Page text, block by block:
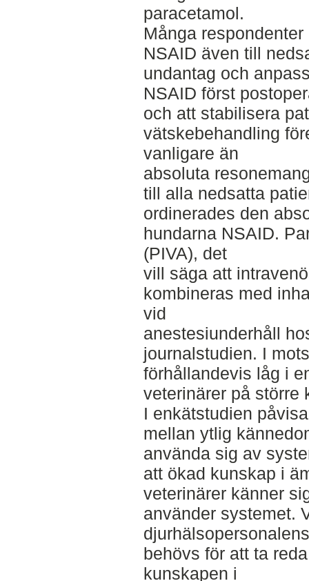
paracetamol.
Många
NSAID även till
undantag och
NSAID först
och att stabilisera
vätskebehandling
vanligare än
absoluta
till alla nedsatta
ordinerades den
hundarna NSAID.
(PIVA), det
vill säga att
kombineras med
vid
anestesiunderhåll
journalstudien. I
förhållandevis låg i
veterinärer på större
I enkätstudien
mellan ytlig
använda sig av
att ökad kunskap i
veterinärer känner
använder systemet.
behövs för att ta
kunskapen i